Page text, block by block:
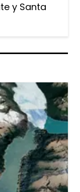
y Santa